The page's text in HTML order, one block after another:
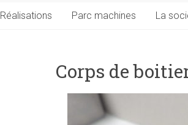
Réalisations Parc machines La
Corps de